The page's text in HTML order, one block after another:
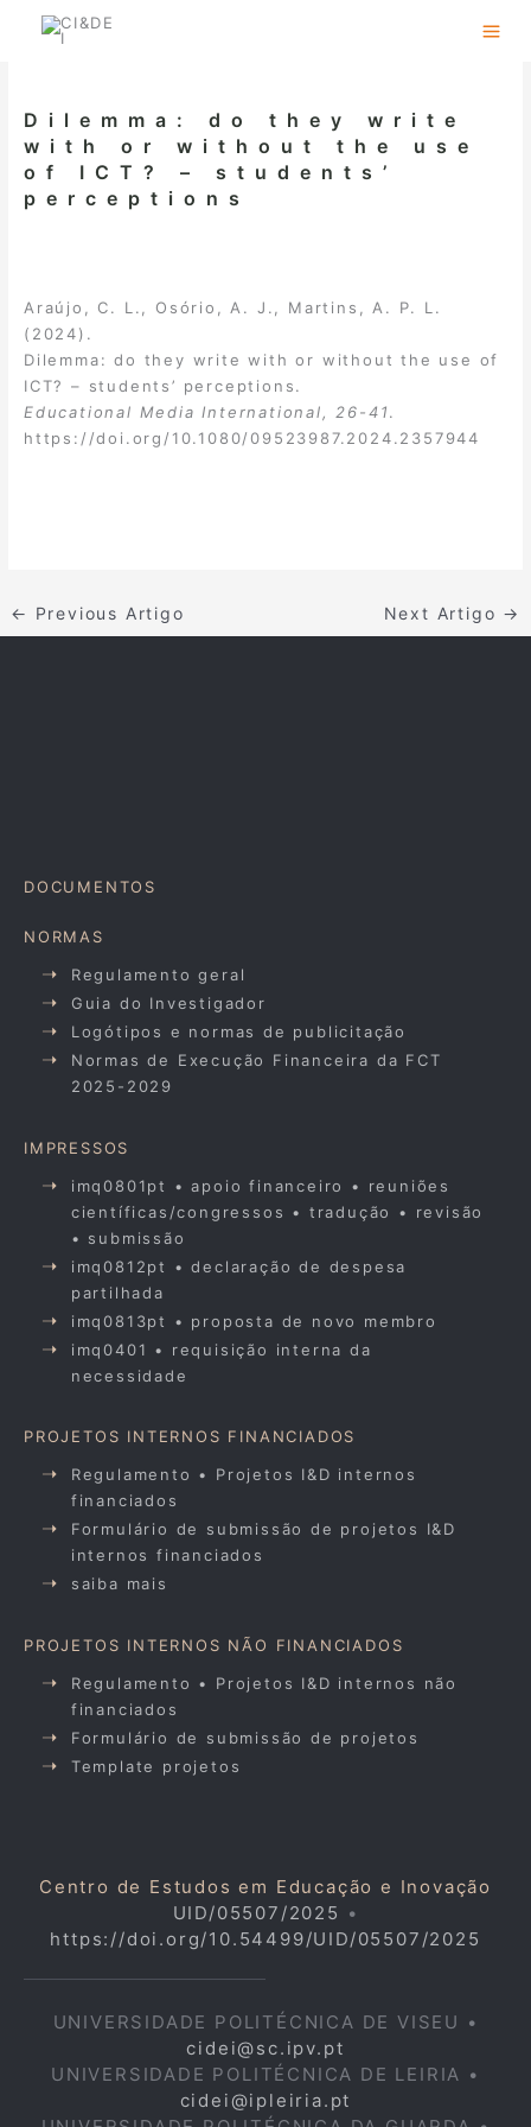
Dilemma: do they write
with or without the use
of ICT? – students’
perceptions
Araújo, C. L., Osório, A. J., Martins, A. P. L.
(2024).
Dilemma: do they write with or without the use of
ICT? – students’ perceptions.
Educational Media International, 26-41.
https://doi.org/10.1080/09523987.2024.2357944
← Previous Artigo Next Artigo →
DOCUMENTOS
NORMAS
Regulamento geral
Guia do Investigador
Logótipos e normas de publicitação
Normas de Execução Financeira da FCT
2025-2029
IMPRESSOS
imq0801pt • apoio financeiro • reuniões
científicas/congressos • tradução • revisão
• submissão
imq0812pt • declaração de despesa
partilhada
imq0813pt • proposta de novo membro
imq0401 • requisição interna da
necessidade
PROJETOS INTERNOS FINANCIADOS
Regulamento • Projetos I&D internos
financiados
Formulário de submissão de projetos I&D
internos financiados
saiba mais
PROJETOS INTERNOS NÃO FINANCIADOS
Regulamento • Projetos I&D internos não
financiados
Formulário de submissão de projetos
Template projetos
Centro de Estudos em Educação e Inovação
UID/05507/2025 •
https://doi.org/10.54499/UID/05507/2025
UNIVERSIDADE POLITÉCNICA DE VISEU •
cidei@sc.ipv.pt
UNIVERSIDADE POLITÉCNICA DE LEIRIA •
cidei@ipleiria.pt